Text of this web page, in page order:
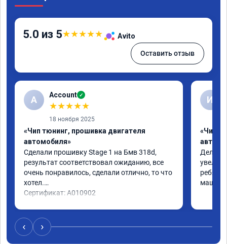
5.0 из 5★★★★★ Avito
Оставить отзыв
A Account ✓
★★★★★
18 ноября 2025
«Чип тюнинг, прошивка двигателя
автомобиля»
Сделали прошивку Stage 1 на Бмв 318d,
результат соответствовал ожиданию, все
очень понравилось, сделали отлично, то что
хотел.
Сертификат: A010902
И
«Чип
Делали
ребята
машина
‹ ›